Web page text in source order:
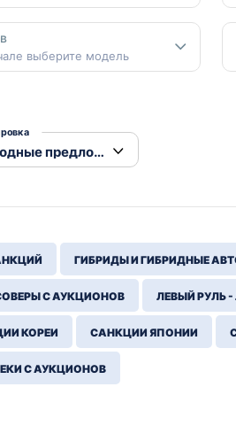
Subaru
выберите модель
ГИБРИДЫ И ГИБРИДНЫЕ
С АУКЦИОНОВ ЛЕВЫЙ РУЛЬ
КОРЕИ САНКЦИИ ЯПОНИИ
С АУКЦИОНОВ